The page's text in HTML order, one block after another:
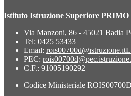
Istituto Istruzione Superiore
Via Manzoni, 86 - 45021 Badia
Tel: 0425 53433
Email: rois00700d@istruzione.it
PEC:
C.F.: 91005190292
Codice Ministeriale ROIS00700D